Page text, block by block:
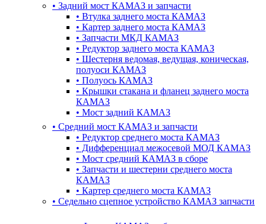
• Задний мост КАМАЗ и запчасти
• Втулка заднего моста КАМАЗ
• Картер заднего моста КАМАЗ
• Запчасти МКД КАМАЗ
• Редуктор заднего моста КАМАЗ
• Шестерня ведомая, ведущая, коническая,
полуоси КАМАЗ
• Полуось КАМАЗ
• Крышки стакана и фланец заднего моста
КАМАЗ
• Мост задний КАМАЗ
• Cредний мост КАМАЗ и запчасти
• Редуктор среднего моста КАМАЗ
• Дифференциал межосевой МОД КАМАЗ
• Мост средний КАМАЗ в сборе
• Запчасти и шестерни среднего моста
КАМАЗ
• Картер среднего моста КАМАЗ
• Седельно сцепное устройство КАМАЗ запчасти